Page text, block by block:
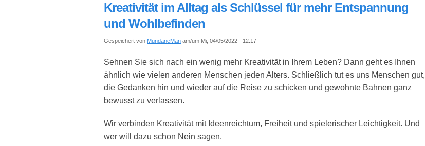
Kreativität im Alltag als Schlüssel für mehr Entspannung
und Wohlbefinden
Gespeichert von MundaneMan am/um Mi, 04/05/2022 - 12:17
Sehnen Sie sich nach ein wenig mehr Kreativität in Ihrem Leben? Dann geht es Ihnen
ähnlich wie vielen anderen Menschen jeden Alters. Schließlich tut es uns Menschen gut,
die Gedanken hin und wieder auf die Reise zu schicken und gewohnte Bahnen ganz
bewusst zu verlassen.
Wir verbinden Kreativität mit Ideenreichtum, Freiheit und spielerischer Leichtigkeit. Und
wer will dazu schon Nein sagen.